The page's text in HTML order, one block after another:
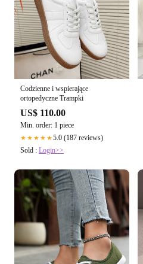
Codzienne i wspierające
ortopedyczne Trampki
US$ 110.00
Min. order: 1 piece
★★★★★5.0 (187 reviews)
Sold : Login>>